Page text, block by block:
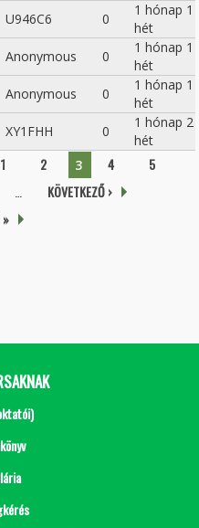
U946C6 0
1 hónap 1
hét
Anonymous 0
1 hónap 1
hét
Anonymous 0
1 hónap 1
hét
XY1FHH 0
1 hónap 2
hét
1 2 3 4
5
KÖVETKEZŐ ›
»